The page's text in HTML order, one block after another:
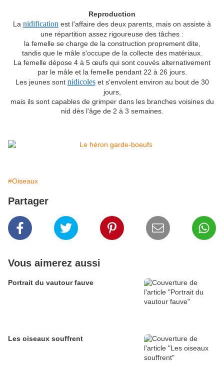
Reproduction
La nidification est l'affaire des deux parents, mais on assiste à
une répartition assez rigoureuse des tâches :
la femelle se charge de la construction proprement dite,
tandis que le mâle s'occupe de la collecte des matériaux.
La femelle dépose 4 à 5 œufs qui sont couvés alternativement
par le mâle et la femelle pendant 22 à 26 jours.
Les jeunes sont nidicoleset s'envolent environ au bout de 30
jours,
mais ils sont capables de grimper dans les branches voisines du
nid dès l'âge de 2 à 3 semaines.
#Oiseaux
Partager
Vous aimerez aussi
Portrait du vautour fauve
Les oiseaux souffrent